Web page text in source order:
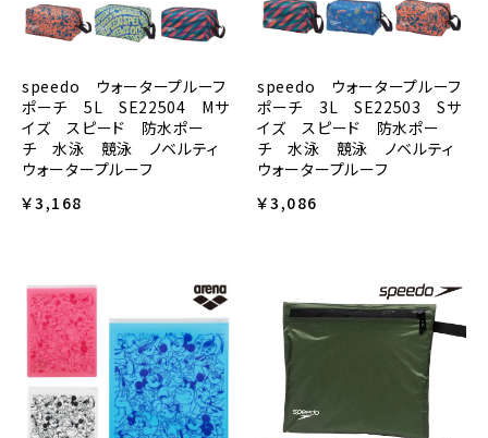
speedo ウォータープルーフ
ポーチ 5L SE22504 Mサ
イズ スピード 防水ポー
チ 水泳 競泳 ノベルティ
ウォータープルーフ
￥3,168
speedo ウォータープルーフ
ポーチ 3L SE22503 Sサ
イズ スピード 防水ポー
チ 水泳 競泳 ノベルティ
ウォータープルーフ
￥3,086